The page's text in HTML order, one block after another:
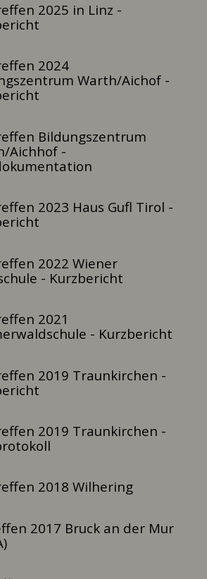
2025 in Linz -
2024
Warth/Aichof -
Bildungszentrum
Aichhof -
2023 Haus Gufl Tirol -
2022 Wiener
- Kurzbericht
2021
- Kurzbericht
2019 Traunkirchen -
2019 Traunkirchen -
2018 Wilhering
2017 Bruck an der Mur